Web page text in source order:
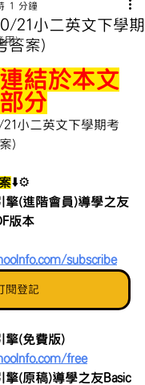
用)
21小二英文下學期
答案)
1 分鐘
高為 5 顆星）。
結於本文
分
小二英文下學期考
)
⬇️⚙️
擎(進階會員)導學之友
版本
subscribe
閱登記
擎(免費版)
free
(原稿)導學之友Basic